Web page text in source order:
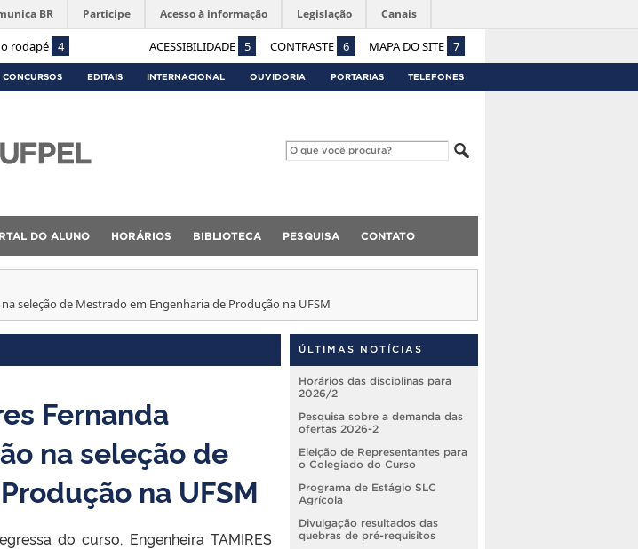
rodapé 4 ACESSIBILIDADE 5 CONTRASTE 6 MAPA DO SITE 7
BR Participe Acesso à informação Legislação Canais
CONCURSOS EDITAIS INTERNACIONAL OUVIDORIA PORTARIAS TELEFONES
DO ALUNO HORÁRIOS BIBLIOTECA PESQUISA CONTATO
seleção de Mestrado em Engenharia de Produção na UFSM
Fernanda
na seleção de
na UFSM
do curso, Engenheira TAMIRES
ÚLTIMAS NOTÍCIAS
Horários das disciplinas para
2026/2
Pesquisa sobre a demanda das
ofertas 2026-2
Eleição de Representantes para
o Colegiado do Curso
Programa de Estágio SLC
Agrícola
Divulgação resultados das
quebras de pré-requisitos